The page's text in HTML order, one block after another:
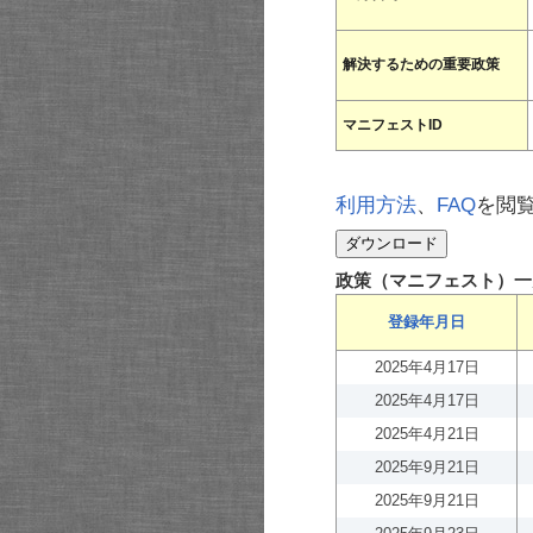
解決するための重要政策
マニフェストID
利用方法、 FAQを閲
政策（マニフェスト）
登録年月日
2025年4月17日
2025年4月17日
2025年4月21日
2025年9月21日
2025年9月21日